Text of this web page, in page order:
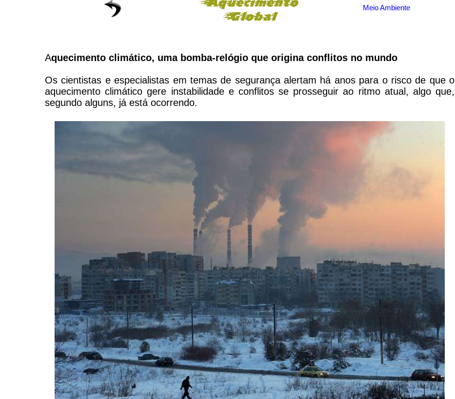
Meio Ambiente
Aquecimento climático, uma bomba-relógio que origina conflitos no mundo
Os cientistas e especialistas em temas de segurança alertam há anos para o risco de que o
aquecimento climático gere instabilidade e conflitos se prosseguir ao ritmo atual, algo que,
segundo alguns, já está ocorrendo.